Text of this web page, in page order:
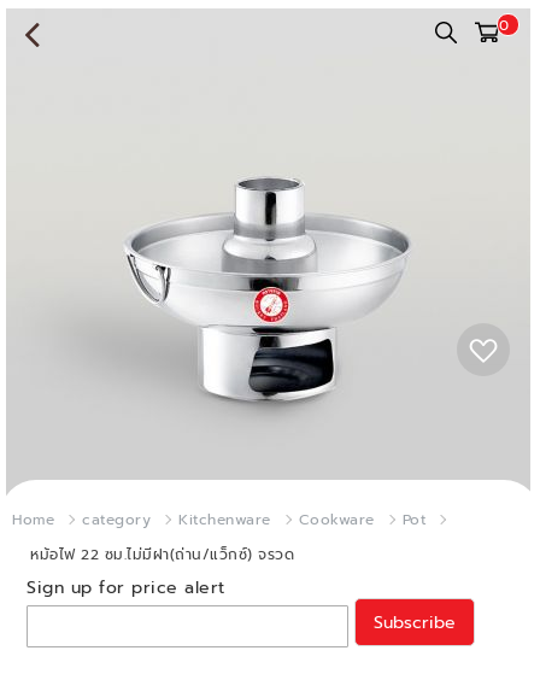
0
Home category Kitchenware Cookware
Pot
หม้อไฟ 22 ซม.ไม่มีฝา(ถ่าน/แว็กซ์) จรวด
Sign up for price alert
Subscribe